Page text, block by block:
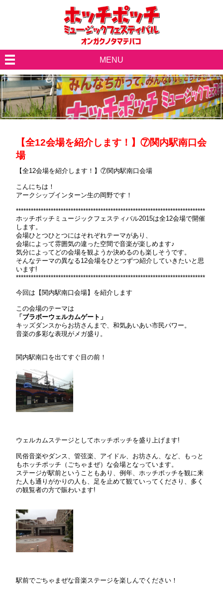
MENU
【全12会場を紹介します！】⑦関内駅南口会
場
【全12会場を紹介します！】⑦関内駅南口会場
こんにちは！
アークシップインターン生の岡野です！
****************************************************************************
ホッチポッチミュージックフェスティバル2015は全12会場で開催
します。
会場ひとつひとつにはそれぞれテーマがあり、
会場によって雰囲気の違った空間で音楽が楽しめます♪
気分によってどの会場を観ようか決めるのも楽しそうです。
そんなテーマの異なる12会場をひとつずつ紹介していきたいと思
います!
****************************************************************************
今回は【関内駅南口会場】を紹介します
この会場のテーマは
「ブラボーウェルカムゲート」
キッズダンスからお坊さんまで、和気あいあい市民パワー。
音楽の多彩な表現がメガ盛り。
関内駅南口を出てすぐ目の前！
ウェルカムステージとしてホッチポッチを盛り上げます!
民俗音楽やダンス、管弦楽、アイドル、お坊さん、など、もっと
もホッチポッチ（ごちゃまぜ）な会場となっています。
ステージが駅前ということもあり、例年、ホッチポッチを観に来
た人も通りがかりの人も、足を止めて観ていってくださり、多く
の観覧者の方で賑わいます!
駅前でごちゃまぜな音楽ステージを楽しんでください！